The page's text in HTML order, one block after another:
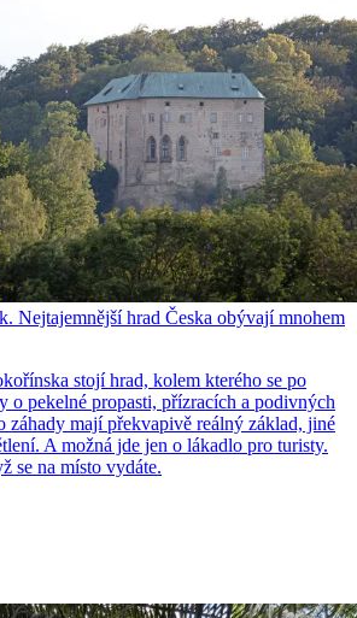
Nejtajemnější hrad Česka obývají mnohem
stojí hrad, kolem kterého se po
o pekelné propasti, přízracích a podivných
záhady mají překvapivě reálný základ, jiné
A možná jde jen o lákadlo pro turisty.
se na místo vydáte.